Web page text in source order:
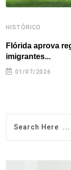
HISTÓRICO
Flórida aprova
imigrantes...
01/07/2026